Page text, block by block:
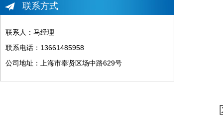
联系方式
联系人：马经理
联系电话：13661485958
公司地址：上海市奉贤区场中路629号